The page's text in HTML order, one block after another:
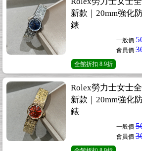
新款｜20mm強化
錶
一般價
會員價
全館折扣 8.9折
Rolex勞力士女士
新款｜20mm強化
錶
一般價
會員價